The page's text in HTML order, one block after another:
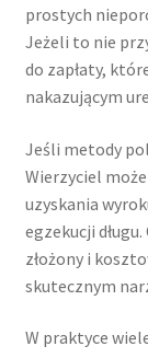
prostych
Jeżeli to nie
do zapłaty,
nakazującym
Jeśli metody
Wierzyciel
uzyskania
egzekucji
złożony i
skutecznym
W praktyce